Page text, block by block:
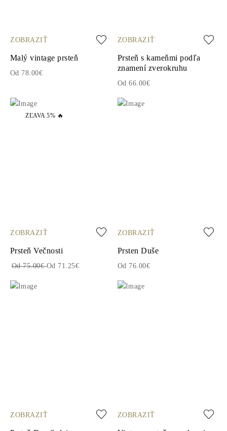
ZOBRAZIŤ
Malý vintage prsteň
Od 78.00€
ZOBRAZIŤ
Prsteň s kameňmi podľa
znamení zverokruhu
Od 66.00€
ZĽAVA 5% 🔥
ZOBRAZIŤ
Prsteň Večnosti
Od 75.00€Od 71.25€
ZOBRAZIŤ
Prsten Duše
Od 76.00€
ZOBRAZIŤ ZOBRAZIŤ